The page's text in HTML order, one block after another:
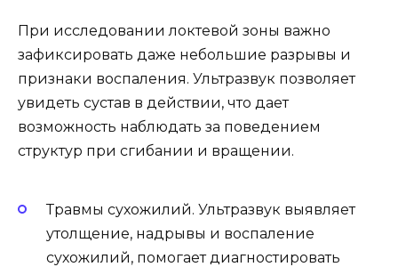
При исследовании локтевой зоны важно
зафиксировать даже небольшие разрывы и
признаки воспаления. Ультразвук позволяет
увидеть сустав в действии, что дает
возможность наблюдать за поведением
структур при сгибании и вращении.
Травмы сухожилий. Ультразвук выявляет
утолщение, надрывы и воспаление
сухожилий, помогает диагностировать